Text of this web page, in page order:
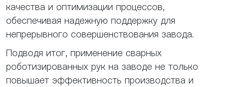
качества и оптимизации процессов,
обеспечивая надежную поддержку для
непрерывного совершенствования завода.
Подводя итог, применение сварных
роботизированных рук на заводе не только
повышает эффективность производства и